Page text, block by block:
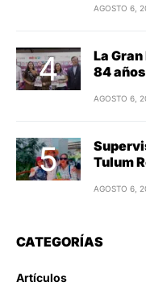
AGOSTO 6,
La
84
AGOSTO 6,
Tulum
AGOSTO 6,
CATEGORÍAS
Artículos